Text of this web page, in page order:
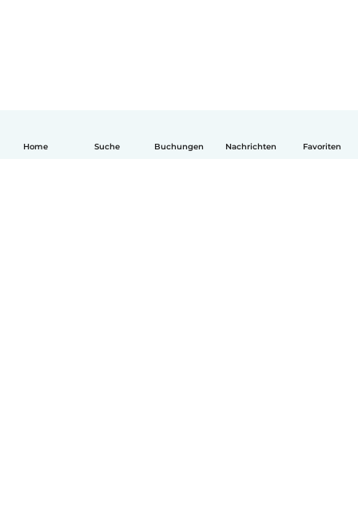
Home Suche Buchungen Nachrichten Favoriten